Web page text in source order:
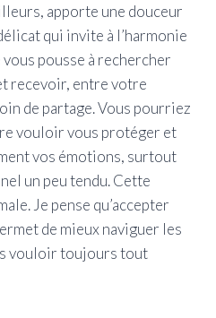
apporte une douceur
qui invite à l’harmonie
pousse à rechercher
recevoir, entre votre
de partage. Vous pourriez
vouloir vous protéger et
vos émotions, surtout
un peu tendu. Cette
Je pense qu’accepter
de mieux naviguer les
vouloir toujours tout